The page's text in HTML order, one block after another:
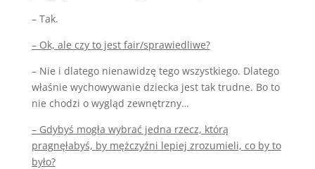
– Tak.
– Ok, ale czy to jest fair/sprawiedliwe?
– Nie i dlatego nienawidzę tego wszystkiego. Dlatego
właśnie wychowywanie dziecka jest tak trudne. Bo to
nie chodzi o wygląd zewnętrzny…
– Gdybyś mogła wybrać jedna rzecz, którą
pragnęłabyś, by mężczyźni lepiej zrozumieli, co by to
było?